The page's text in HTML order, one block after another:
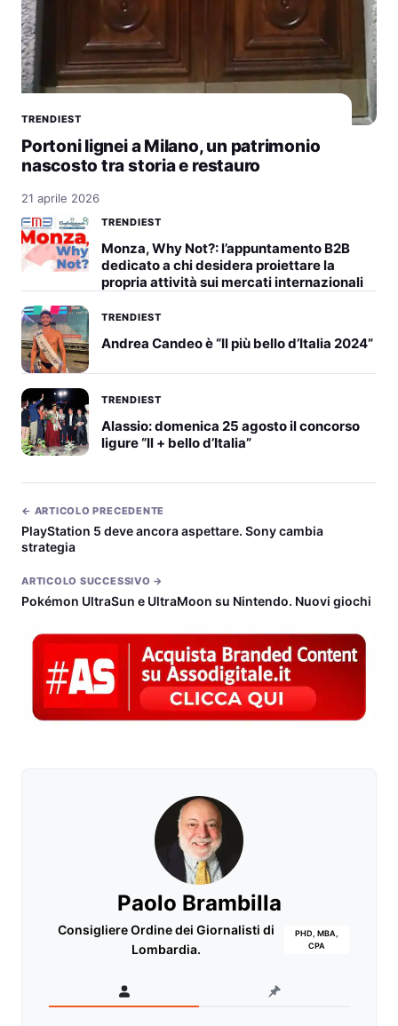
TRENDIEST
Portoni lignei a Milano, un patrimonio
nascosto tra storia e restauro
21 aprile 2026
TRENDIEST
Monza, Why Not?: l’appuntamento B2B
dedicato a chi desidera proiettare la
propria attività sui mercati internazionali
TRENDIEST
Andrea Candeo è “Il più bello d’Italia 2024”
TRENDIEST
Alassio: domenica 25 agosto il concorso
ligure “Il + bello d’Italia”
← ARTICOLO PRECEDENTE
PlayStation 5 deve ancora aspettare. Sony cambia
strategia
ARTICOLO SUCCESSIVO →
Pokémon UltraSun e UltraMoon su Nintendo. Nuovi giochi
Paolo Brambilla
Consigliere Ordine dei Giornalisti di
Lombardia.
PHD, MBA,
CPA